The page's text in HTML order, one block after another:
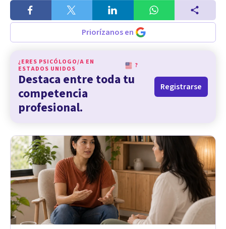
Priorízanos en
¿ERES PSICÓLOGO/A EN
ESTADOS UNIDOS
?
Destaca entre toda tu
competencia
profesional.
Registrarse